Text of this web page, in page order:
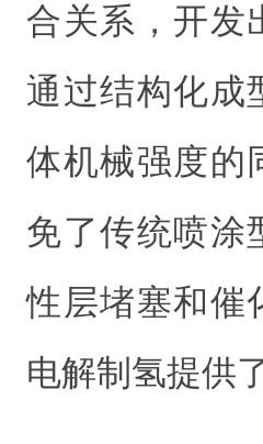
合关系，开发
通过结构化成
体机械强度的
免了传统喷涂
性层堵塞和催
电解制氢提供